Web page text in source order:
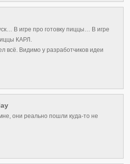
В игре про готовку пиццы… В игре
КАРЛ.
всё. Видимо у разработчиков идеи
они реально пошли куда-то не